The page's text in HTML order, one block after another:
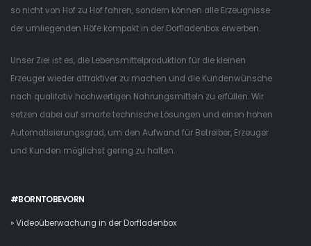
so nicht von Hof zu Hof fahren, sondern können alle Erzeugnisse
der umliegenden Höfe kompakt in der Dorfladenbox erwerben.
Unser Ziel ist es, die Lebensmittelproduktion für die kleinen
Erzeuger wieder attraktiver zu machen und die Kundenwünsche
nach qualitativ hochwertigen Nahrungsmitteln zu erfüllen. Wir
setzen dabei auf smarte technische Lösungen und einen hohen
Automatisierungsgrad, um den Aufwand für Betreiber, Erzeuger
und Kunden möglichst gering zu halten.
#BORNTOBEVORN
» Videoüberwachung in der Dorfladenbox